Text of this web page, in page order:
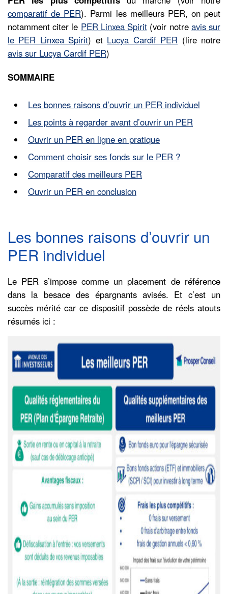
comparatif de PER). Parmi les meilleurs PER, on peut
notamment citer le PER Linxea Spirit (voir notre avis sur
le PER Linxea Spirit) et Lucya Cardif PER (lire notre
avis sur Lucya Cardif PER)
SOMMAIRE
Les bonnes raisons d’ouvrir un PER individuel
Les points à regarder avant d’ouvrir un PER
Ouvrir un PER en ligne en pratique
Comment choisir ses fonds sur le PER ?
Comparatif des meilleurs PER
Ouvrir un PER en conclusion
Les bonnes raisons d’ouvrir un
PER individuel
Le PER s’impose comme un placement de référence
dans la besace des épargnants avisés. Et c’est un
succès mérité car ce dispositif possède de réels atouts
résumés ici :